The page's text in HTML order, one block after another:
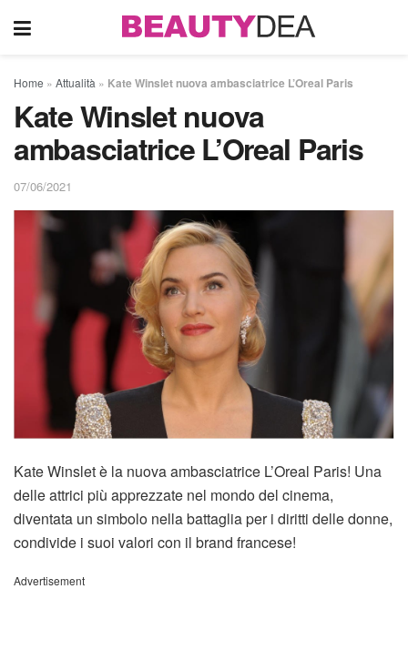
Home » Attualità » Kate Winslet nuova ambasciatrice L’Oreal Paris
Kate Winslet nuova
ambasciatrice L’Oreal Paris
07/06/2021
Kate Winslet è la nuova ambasciatrice L’Oreal Paris! Una
delle attrici più apprezzate nel mondo del cinema,
diventata un simbolo nella battaglia per i diritti delle donne,
condivide i suoi valori con il brand francese!
Advertisement